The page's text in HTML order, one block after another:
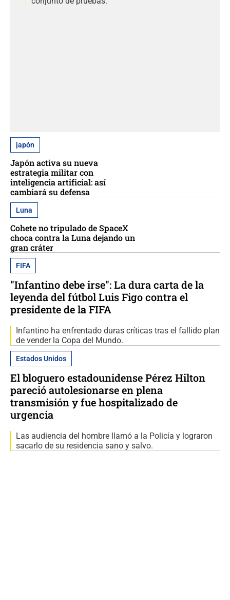
japón
Japón activa su nueva
estrategia militar con
inteligencia artificial: así
cambiará su defensa
Luna
Cohete no tripulado de SpaceX
choca contra la Luna dejando un
gran cráter
FIFA
"Infantino debe irse": La dura carta de la
leyenda del fútbol Luis Figo contra el
presidente de la FIFA
Infantino ha enfrentado duras críticas tras el fallido plan
de vender la Copa del Mundo.
Estados Unidos
El bloguero estadounidense Pérez Hilton
pareció autolesionarse en plena
transmisión y fue hospitalizado de
urgencia
Las audiencia del hombre llamó a la Policía y lograron
sacarlo de su residencia sano y salvo.